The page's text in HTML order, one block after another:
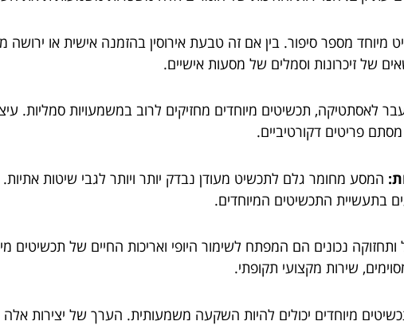
מיוחד מספר סיפור. בין אם זה טבעת אירוסין בהזמנה אישית או ירושה
של זיכרונות וסמלים של מסעות אישיים.
לאסתטיקה, תכשיטים מיוחדים מחזיקים לרוב במשמעויות סמליות.
פריטים דקורטיביים.
המסע מחומר גלם לתכשיט מעודן נבדק יותר ויותר לגבי שיטות
בתעשיית התכשיטים המיוחדים.
ותחזוקה נכונים הם המפתח לשימור היופי ואריכות החיים של תכשיטים
שירות מקצועי תקופתי.
מיוחדים יכולים להיות השקעה משמעותית. הערך של יצירות